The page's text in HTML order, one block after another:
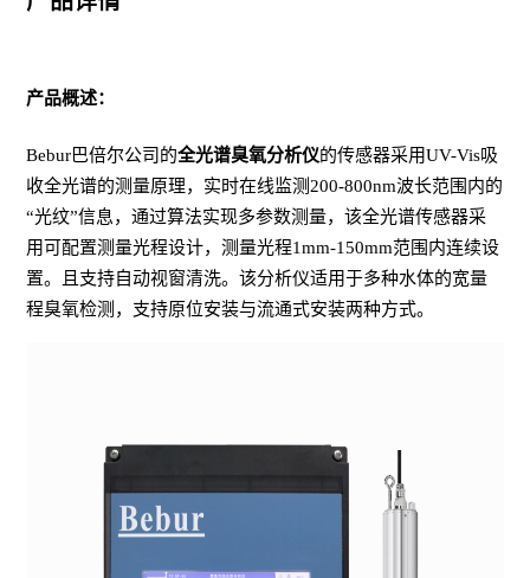
产品概述：
Bebur巴倍尔公司的全光谱臭氧分析仪的传感器采用UV-Vis吸
收全光谱的测量原理，实时在线监测200-800nm波长范围内的
“光纹”信息，通过算法实现多参数测量，该全光谱传感器采
用可配置测量光程设计，测量光程1mm-150mm范围内连续设
置。且支持自动视窗清洗。该分析仪适用于多种水体的宽量
程臭氧检测，支持原位安装与流通式安装两种方式。